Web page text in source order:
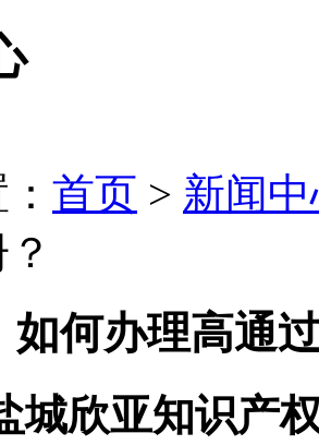
首页 > 新闻
如何办理高通
城欣亚知识产